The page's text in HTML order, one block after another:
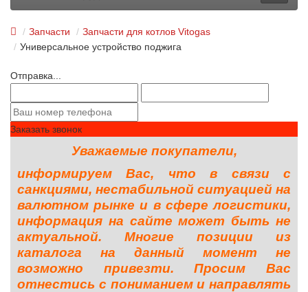
Запчасти
Запчасти для котлов Vitogas
Универсальное устройство поджига
Отправка...
Заказать звонок
Уважаемые покупатели,
информируем Вас, что в связи с
санкциями, нестабильной ситуацией на
валютном рынке и в сфере логистики,
информация на сайте может быть не
актуальной. Многие позиции из
каталога на данный момент не
возможно привезти. Просим Вас
отнестись с пониманием и направлять